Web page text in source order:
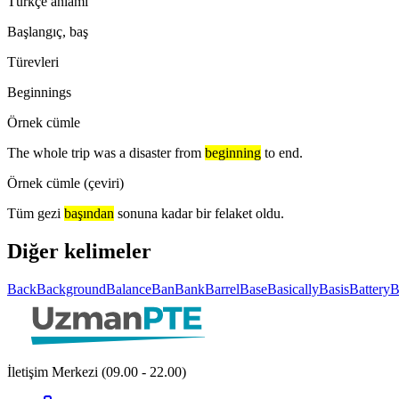
Başlangıç, baş
Türevleri
Beginnings
Örnek cümle
The whole trip was a disaster from beginning to end.
Örnek cümle (çeviri)
Tüm gezi başından sonuna kadar bir felaket oldu.
Diğer kelimeler
BackBackgroundBalanceBanBankBarrelBaseBasicallyBasisBattery
İletişim Merkezi (09.00 - 22.00)